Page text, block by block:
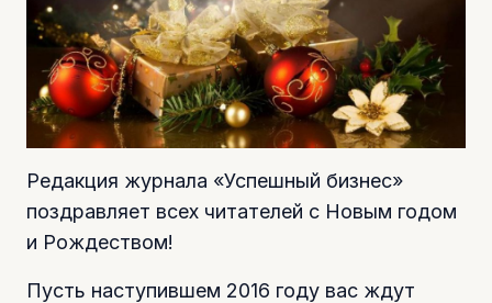
Редакция журнала «Успешный бизнес»
поздравляет всех читателей с Новым годом
и Рождеством!
Пусть наступившем 2016 году вас ждут